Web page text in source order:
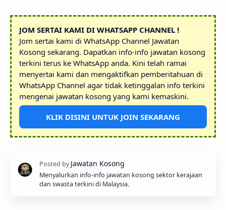
JOM SERTAI KAMI DI WHATSAPP CHANNEL !
Jom sertai kami di WhatsApp Channel Jawatan
Kosong sekarang. Dapatkan info-info jawatan kosong
terkini terus ke WhatsApp anda. Kini telah ramai
menyertai kami dan mengaktifkan pemberitahuan di
WhatsApp Channel agar tidak ketinggalan info terkini
mengenai jawatan kosong yang kami kemaskini.
KLIK DISINI UNTUK JOIN SEKARANG
Menyalurkan info-info jawatan kosong sektor kerajaan
dan swasta terkini di Malaysia.